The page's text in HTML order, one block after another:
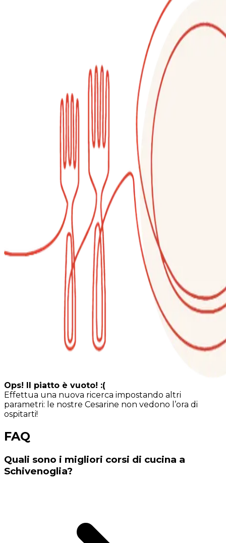
Ops! Il piatto è vuoto! :(
Effettua una nuova ricerca impostando altri
parametri: le nostre Cesarine non vedono l’ora di
ospitarti!
FAQ
Quali sono i migliori corsi di cucina a
Schivenoglia?